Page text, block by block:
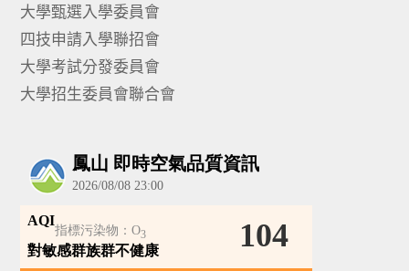
大學甄選入學委員會
四技申請入學聯招會
大學考試分發委員會
大學招生委員會聯合會